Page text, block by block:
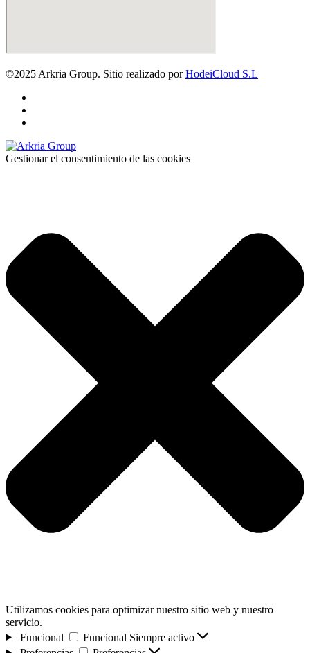
©2025 Arkria Group. Sitio realizado porHodeiCloud S.L
Gestionar el consentimiento de las cookies
Utilizamos cookies para optimizar nuestro sitio web y nuestro
servicio.
Funcional
Funcional Siempre activo